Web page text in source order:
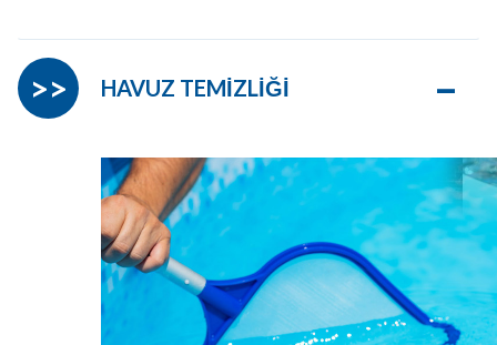
HAVUZ TEMİZLİĞİ –
>>